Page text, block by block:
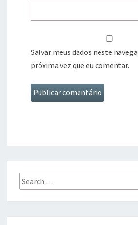
Salvar meus dados neste
próxima vez que eu comentar.
Search
for: